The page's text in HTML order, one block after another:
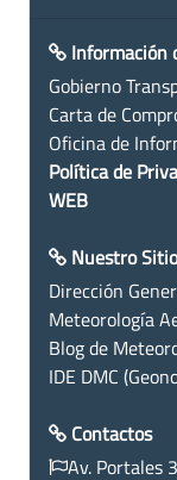
Información
Gobierno
Carta de
Oficina de
Política de
WEB
Nuestro
Dirección
Meteorología
Blog de
IDE DMC
Contactos
Av. Portales